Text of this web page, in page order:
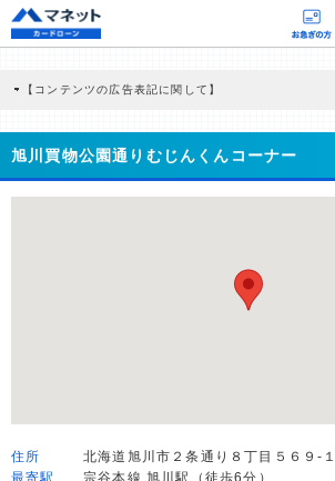
【コンテンツの広告表記に関して】
商品を根拠なくPRするものではなく、当編集部の調査／
どに基づき、公平性を担保した情報提供を行っています。
>提携企業一覧
旭川買物公園通りむじんくんコーナー
住所
北海道旭川市２条通り８丁目５６９-
最寄駅
宗谷本線 旭川駅（徒歩6分）